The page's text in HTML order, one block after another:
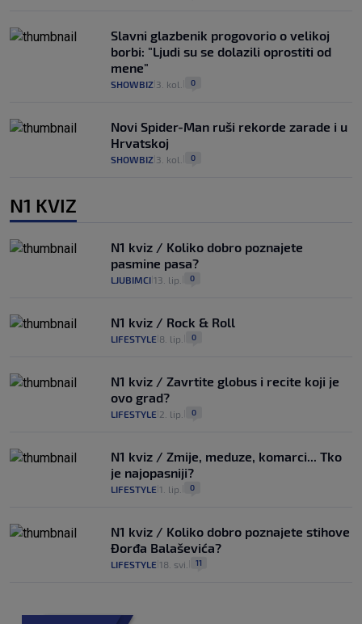
Slavni glazbenik progovorio o velikoj
borbi: "Ljudi su se dolazili oprostiti od
mene"
SHOWBIZ 3. kol. 0
Novi Spider-Man ruši rekorde zarade i u
Hrvatskoj
SHOWBIZ 3. kol. 0
N1 KVIZ
N1 kviz / Koliko dobro poznajete
pasmine pasa?
LJUBIMCI 13. lip. 0
N1 kviz / Rock & Roll
LIFESTYLE 8. lip. 0
N1 kviz / Zavrtite globus i recite koji je
ovo grad?
LIFESTYLE 2. lip. 0
N1 kviz / Zmije, meduze, komarci... Tko
je najopasniji?
LIFESTYLE 1. lip. 0
N1 kviz / Koliko dobro poznajete stihove
Đorđa Balaševića?
LIFESTYLE 18. svi. 11